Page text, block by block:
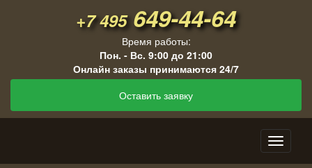
+7 495649-44-64
Время работы:
Пон. - Вс. 9:00 до 21:00
Онлайн заказы принимаются 24/7
Оставить заявку